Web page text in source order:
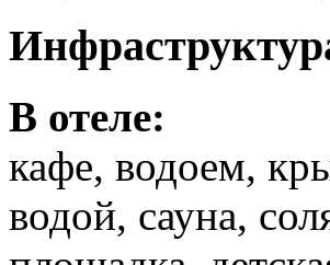
В отеле:
кафе, водоем,
водой, сауна,